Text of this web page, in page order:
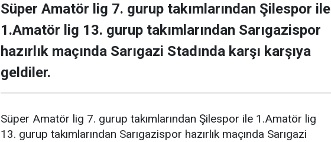
Süper Amatör lig 7. gurup takımlarından Şilespor ile
1.Amatör lig 13. gurup takımlarından Sarıgazispor
hazırlık maçında Sarıgazi Stadında karşı karşıya
geldiler.
Süper Amatör lig 7. gurup takımlarından Şilespor ile 1.Amatör lig
13. gurup takımlarından Sarıgazispor hazırlık maçında Sarıgazi